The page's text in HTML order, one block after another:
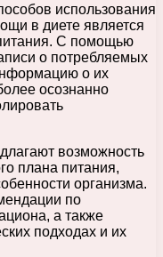
использования
в диете является
С помощью
о потребляемых
о их
осознанно
возможность
плана питания,
организма.
по
а также
подходах и их